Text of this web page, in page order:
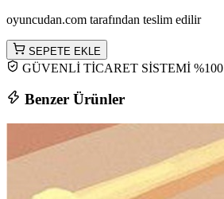
oyuncudan.com tarafından teslim edilir
SEPETE EKLE
GÜVENLİ TİCARET SİSTEMİ %100
Benzer Ürünler